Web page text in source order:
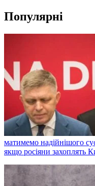
Популярні
матимемо надійнішого
якщо росіяни захоплять